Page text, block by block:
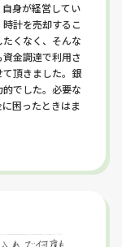
身が経営してい
計を売却するこ
くなく、そんな
金調達で利用さ
頂きました。銀
でした。必要な
困ったときはま